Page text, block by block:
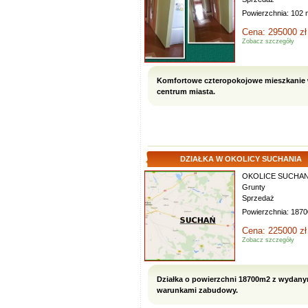
Powierzchnia: 102
Cena: 295000 zł
Zobacz szczegóły
Komfortowe czteropokojowe mieszkanie
centrum miasta.
DZIAŁKA W OKOLICY SUCHANIA
OKOLICE
Grunty
Sprzedaż
Powierzchnia:
Cena: 225000 zł
Zobacz szczegóły
Działka o powierzchni 18700m2 z
warunkami zabudowy.